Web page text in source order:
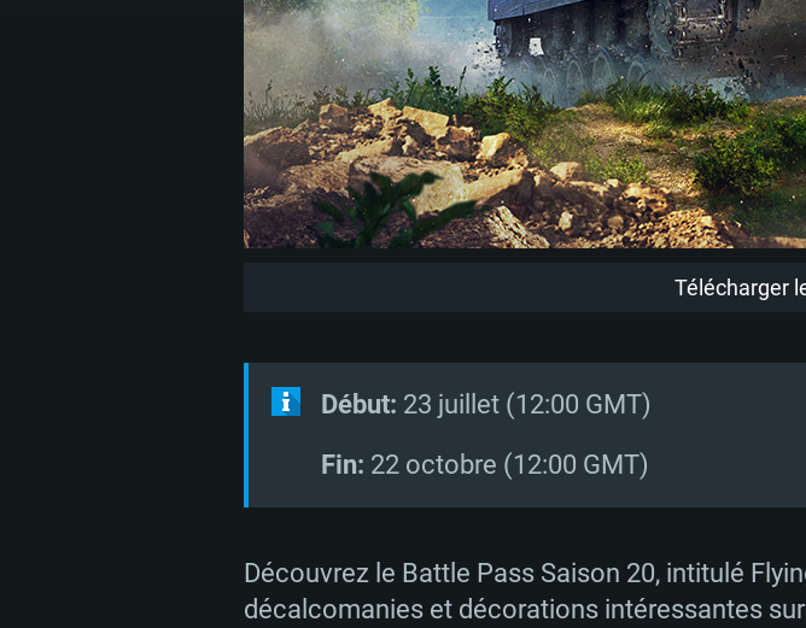
Télécharger
Début: 23 juillet (12:00 GMT)
Fin: 22 octobre (12:00 GMT)
Découvrez le Battle Pass Saison 20, intitulé
décalcomanies et décorations intéressantes